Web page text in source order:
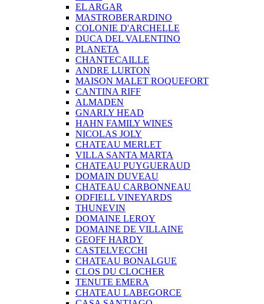
EL ARGAR
MASTROBERARDINO
COLONIE D'ARCHELLE
DUCA DEL VALENTINO
PLANETA
CHANTECAILLE
ANDRE LURTON
MAISON MALET ROQUEFORT
CANTINA RIFF
ALMADEN
GNARLY HEAD
HAHN FAMILY WINES
NICOLAS JOLY
CHATEAU MERLET
VILLA SANTA MARTA
CHATEAU PUYGUERAUD
DOMAIN DUVEAU
CHATEAU CARBONNEAU
ODFIELL VINEYARDS
THUNEVIN
DOMAINE LEROY
DOMAINE DE VILLAINE
GEOFF HARDY
CASTELVECCHI
CHATEAU BONALGUE
CLOS DU CLOCHER
TENUTE EMERA
CHATEAU LABEGORCE